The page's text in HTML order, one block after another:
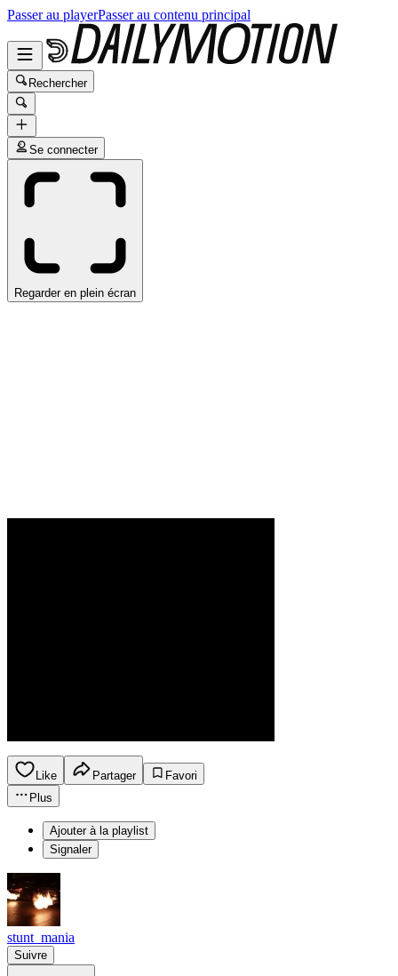
Passer au playerPasser au contenu principal
Rechercher
Se connecter
Regarder en plein écran
Like Partager
Favori
Plus
Ajouter à la playlist
Signaler
stunt_mania
Suivre